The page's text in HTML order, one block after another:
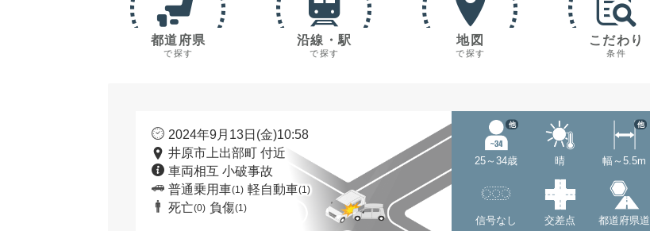
都道府県
で探す
沿線・駅
で探す
地図
で探す
こだわり
条件
2024年9月13日(金)10:58
井原市上出部町 付近
車両相互 小破事故
普通乗用車(1) 軽自動車(1)
死亡(0) 負傷(1)
25～34歳
他
晴 幅～5.5m
他
信号なし 交差点 都道府県道